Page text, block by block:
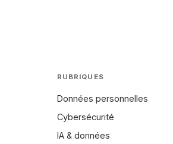
RUBRIQUES
Données personnelles
Cybersécurité
IA & données